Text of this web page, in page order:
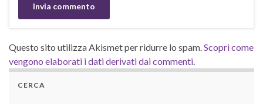
Questo sito utilizza Akismet per ridurre lo spam.Scopri come
vengono elaborati i dati derivati dai commenti.
CERCA